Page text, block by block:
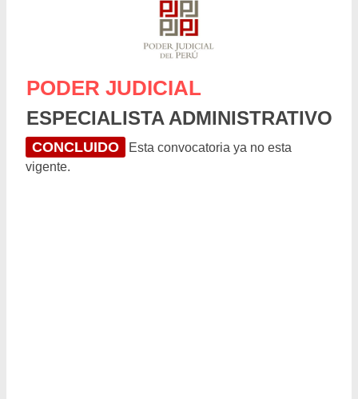
PODER JUDICIAL
ESPECIALISTA ADMINISTRATIVO
CONCLUIDO
Esta convocatoria ya no esta
vigente.